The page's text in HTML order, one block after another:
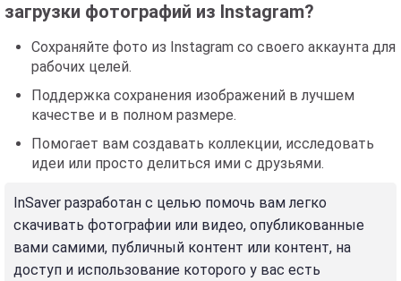
загрузки фотографий из Instagram?
Сохраняйте фото из Instagram со своего аккаунта для
рабочих целей.
Поддержка сохранения изображений в лучшем
качестве и в полном размере.
Помогает вам создавать коллекции, исследовать
идеи или просто делиться ими с друзьями.
InSaver разработан с целью помочь вам легко
скачивать фотографии или видео, опубликованные
вами самими, публичный контент или контент, на
доступ и использование которого у вас есть